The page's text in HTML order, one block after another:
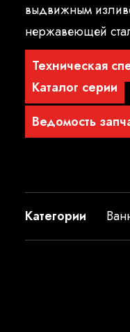
выдвижным
нержавеющей
Техническая
Каталог серии
Ведомость
Категории